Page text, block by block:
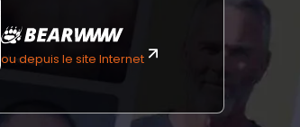
ou depuis le site Internet